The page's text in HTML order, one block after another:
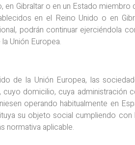
Gibraltar o en un Estado
en el Reino Unido o en
podrán continuar ejerciéndola
Unión Europea.
de la Unión Europea, las
domicilio, cuya administración
operando habitualmente en
su objeto social cumpliendo
normativa aplicable.